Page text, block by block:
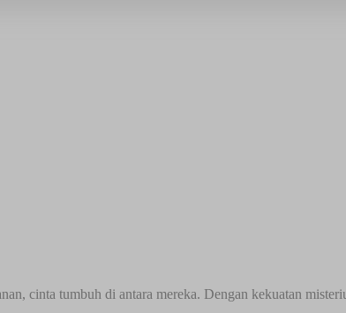
cinta tumbuh di antara mereka. Dengan kekuatan